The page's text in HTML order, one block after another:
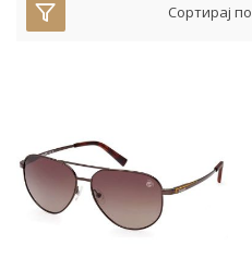
Сортирај по